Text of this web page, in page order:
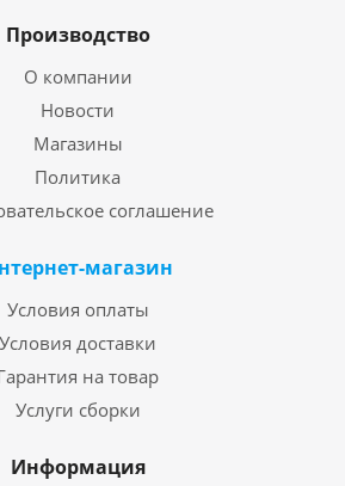
Производство
О компании
Новости
Магазины
Политика
соглашение
магазин
Условия оплаты
Условия доставки
на товар
Услуги сборки
Информация